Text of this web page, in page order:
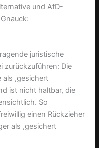
und AfD-
juristische
zurückzuführen: Die
als ,gesichert
ist nicht haltbar, die
So
einen Rückzieher
als ,gesichert